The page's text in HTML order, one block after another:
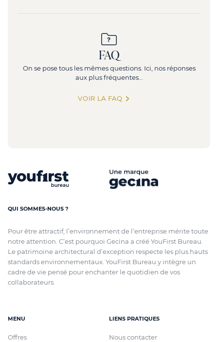
FAQ
On se pose tous les mêmes questions. Ici, nos réponses
aux plus fréquentes…
VOIR LA FAQ
QUI SOMMES-NOUS ?
Pour être attractif, l’environnement de l’entreprise mérite toute
notre attention. C’est pourquoi Gecina a créé YouFirst Bureau.
Le patrimoine architectural d’exception respecte les plus hauts
standards environnementaux. YouFirst Bureau y intègre un
cadre de vie pensé pour enchanter le quotidien de vos
collaborateurs.
MENU
Offres
LIENS PRATIQUES
Nous contacter